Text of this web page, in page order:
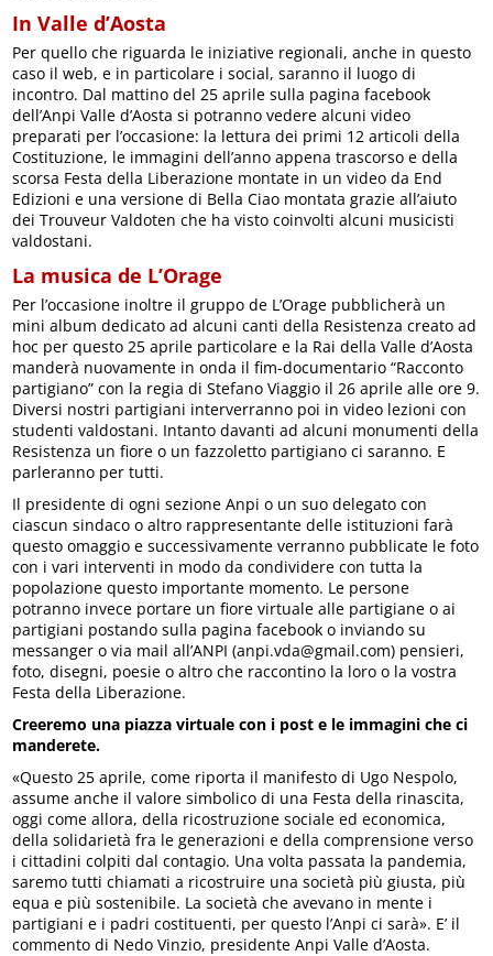
In Valle d’Aosta
Per quello che riguarda le iniziative regionali, anche in questo
caso il web, e in particolare i social, saranno il luogo di
incontro. Dal mattino del 25 aprile sulla pagina facebook
dell’Anpi Valle d’Aosta si potranno vedere alcuni video
preparati per l’occasione: la lettura dei primi 12 articoli della
Costituzione, le immagini dell’anno appena trascorso e della
scorsa Festa della Liberazione montate in un video da End
Edizioni e una versione di Bella Ciao montata grazie all’aiuto
dei Trouveur Valdoten che ha visto coinvolti alcuni musicisti
valdostani.
La musica de L’Orage
Per l’occasione inoltre il gruppo de L’Orage pubblicherà un
mini album dedicato ad alcuni canti della Resistenza creato ad
hoc per questo 25 aprile particolare e la Rai della Valle d’Aosta
manderà nuovamente in onda il fim-documentario “Racconto
partigiano” con la regia di Stefano Viaggio il 26 aprile alle ore 9.
Diversi nostri partigiani interverranno poi in video lezioni con
studenti valdostani. Intanto davanti ad alcuni monumenti della
Resistenza un fiore o un fazzoletto partigiano ci saranno. E
parleranno per tutti.
Il presidente di ogni sezione Anpi o un suo delegato con
ciascun sindaco o altro rappresentante delle istituzioni farà
questo omaggio e successivamente verranno pubblicate le foto
con i vari interventi in modo da condividere con tutta la
popolazione questo importante momento. Le persone
potranno invece portare un fiore virtuale alle partigiane o ai
partigiani postando sulla pagina facebook o inviando su
messanger o via mail all’ANPI (anpi.vda@gmail.com) pensieri,
foto, disegni, poesie o altro che raccontino la loro o la vostra
Festa della Liberazione.
Creeremo una piazza virtuale con i post e le immagini che ci
manderete.
«Questo 25 aprile, come riporta il manifesto di Ugo Nespolo,
assume anche il valore simbolico di una Festa della rinascita,
oggi come allora, della ricostruzione sociale ed economica,
della solidarietà fra le generazioni e della comprensione verso
i cittadini colpiti dal contagio. Una volta passata la pandemia,
saremo tutti chiamati a ricostruire una società più giusta, più
equa e più sostenibile. La società che avevano in mente i
partigiani e i padri costituenti, per questo l’Anpi ci sarà». E’ il
commento di Nedo Vinzio, presidente Anpi Valle d’Aosta.